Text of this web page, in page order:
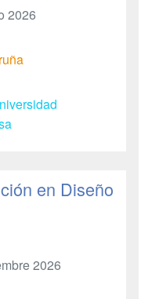
2026
en Diseño
2026